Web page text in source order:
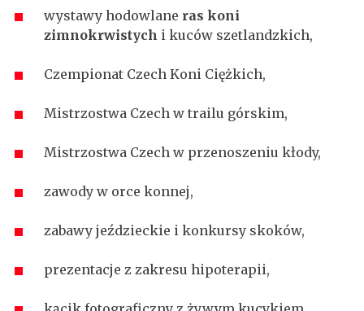
wystawy hodowlane ras koni
zimnokrwistych i kuców szetlandzkich,
Czempionat Czech Koni Ciężkich,
Mistrzostwa Czech w trailu górskim,
Mistrzostwa Czech w przenoszeniu kłody,
zawody w orce konnej,
zabawy jeździeckie i konkursy skoków,
prezentacje z zakresu hipoterapii,